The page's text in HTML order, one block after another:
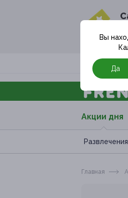
Москва
Акции дня
Развлечения
Вы
Да
Главная